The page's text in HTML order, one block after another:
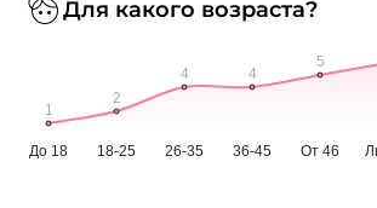
Для какого возраста?